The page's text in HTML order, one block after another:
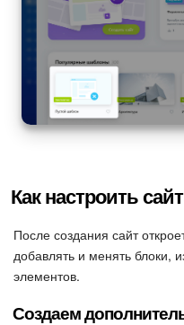
Как настроить сайт
После создания сайт
добавлять и менять блоки,
элементов.
Создаем